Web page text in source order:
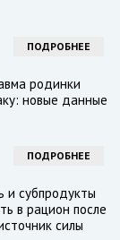
ПОДРОБНЕЕ
родинки
новые данные
ПОДРОБНЕЕ
и субпродукты
в рацион после
силы